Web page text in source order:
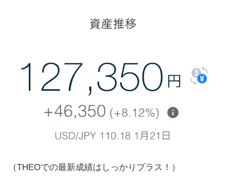
（THEOでの最新成績はしっかりプラス！）